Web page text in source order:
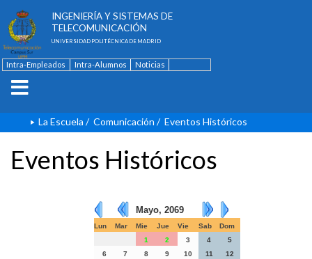
INGENIERÍA Y SISTEMAS DE
TELECOMUNICACIÓN
UNIVERSIDAD POLITÉCNICA DE MADRID
Intra-Empleados Intra-Alumnos
Noticias
La Escuela / Comunicación / Eventos Históricos
Eventos Históricos
Mayo, 2069
Lun Mar Mie Jue Vie Sab
Dom
1
2 3 4
5
6
7 8 9 10 11
12